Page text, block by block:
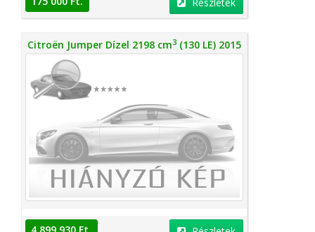
Citroën Jumper Dízel 2198 cm3 (130 LE) 2015